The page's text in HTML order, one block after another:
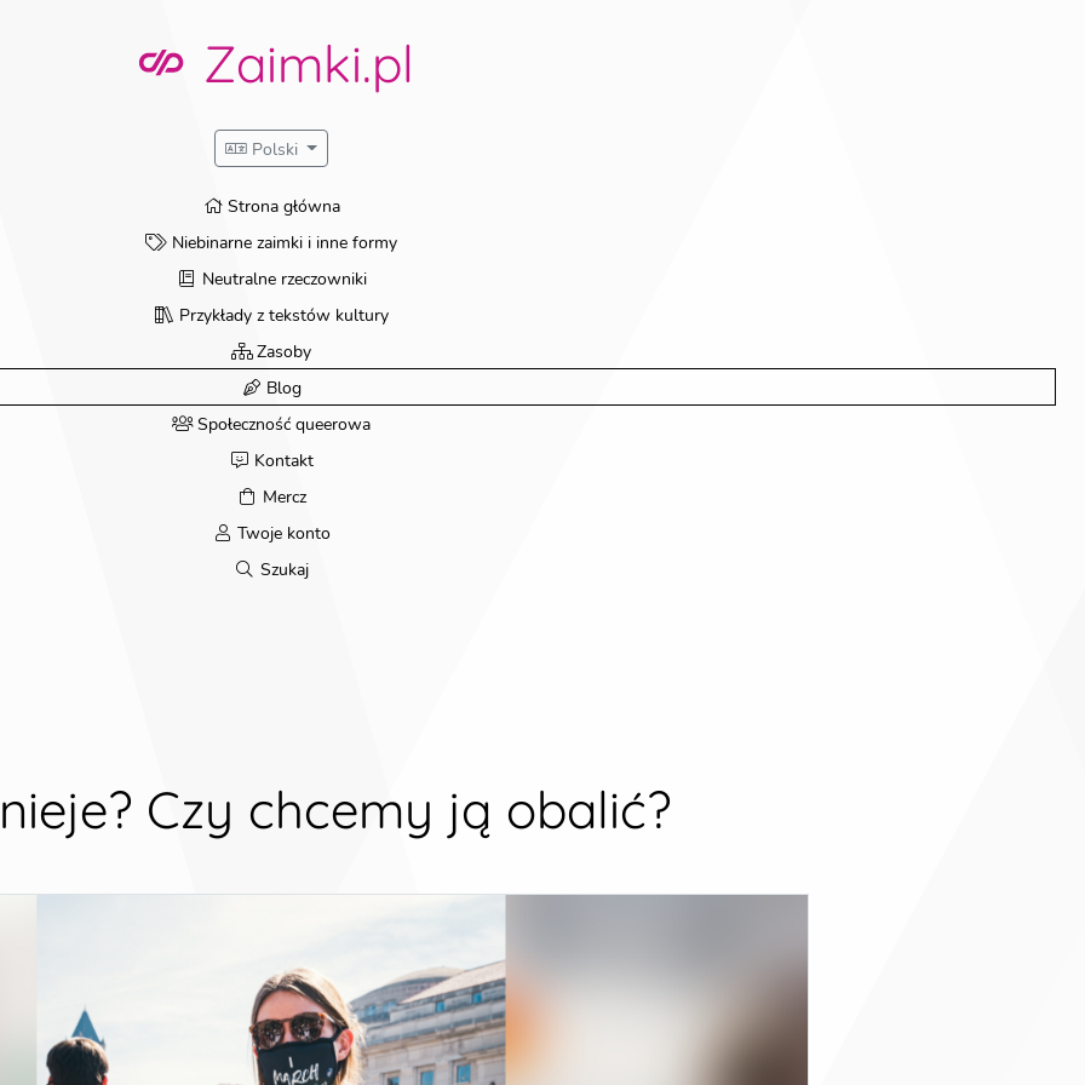
Zaimki.pl
Polski
Strona główna
Niebinarne zaimki i inne formy
Neutralne rzeczowniki
Przykłady z tekstów kultury
Zasoby
Blog
Społeczność queerowa
Kontakt
Mercz
Twoje konto
Szukaj
Czy chcemy ją obalić?